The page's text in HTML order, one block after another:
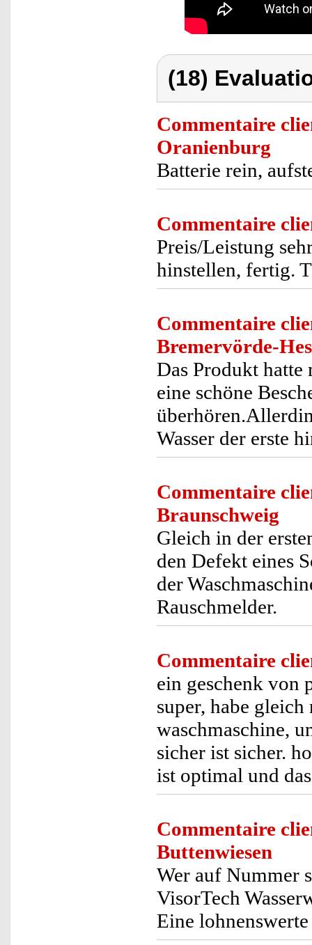
(18)
Commentaire
Oranienburg
Batterie rein,
Commentaire
Preis/Leistung
hinstellen, fertig.
Commentaire
Bremervörde-
Das Produkt
eine schöne
Wasser der erste
Commentaire
Braunschweig
Gleich in der
den Defekt eines
der
Rauschmelder.
Commentaire
ein geschenk von
super, habe
waschmaschine,
sicher ist sicher.
ist optimal und
Commentaire
Buttenwiesen
Wer auf Nummer
VisorTech
Eine